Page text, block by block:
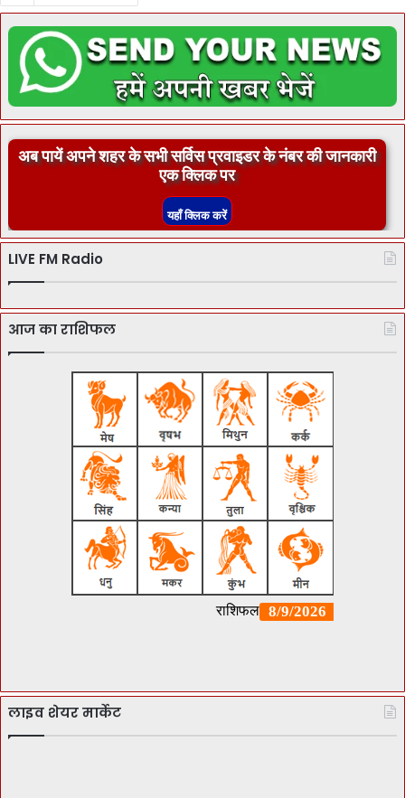
अब पायें अपने शहर के सभी सर्विस प्रवाइडर के नंबर की जानकारी
एक क्लिक पर
LIVE FM Radio
आज का राशिफल
लाइव शेयर मार्केट